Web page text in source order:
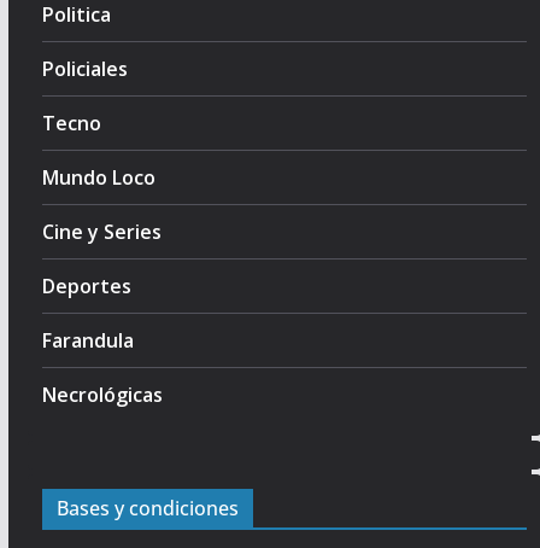
Politica
Policiales
Tecno
Mundo Loco
Cine y Series
Deportes
Farandula
Necrológicas
Bases y condiciones